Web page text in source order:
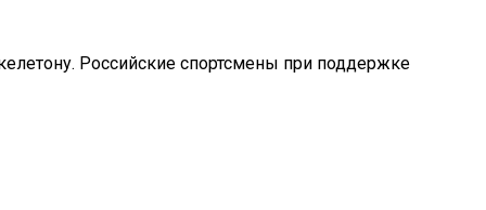
Российские спортсмены при поддержке